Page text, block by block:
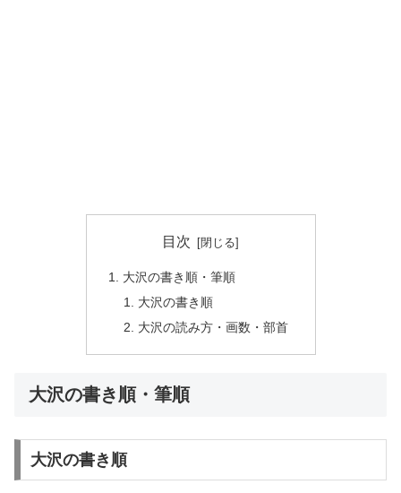
目次
大沢の書き順・筆順
大沢の書き順
大沢の読み方・画数・部首
大沢の書き順・筆順
大沢の書き順